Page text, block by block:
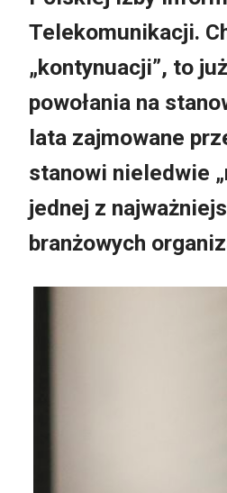
Telekomunikacji.
„kontynuacji”, to
powołania na
lata zajmowane
stanowi nieledwie
jednej z
branżowych